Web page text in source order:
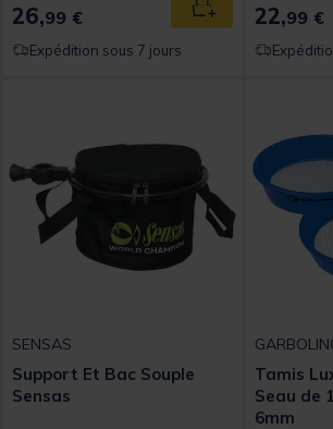
26,99 € Ajouter au panier
Expédition sous 7 jours
22,99 €
SENSAS
Support Et Bac Souple
Sensas
Tamis
Seau de
6mm